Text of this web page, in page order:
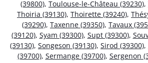
(39800), Toulouse-le-Château (39230),
Thoiria (39130), Thoirette (39240),
(39290), Taxenne (39350), Tavaux
(39120), Syam (39300), Supt (39300),
(39130), Songeson (39130), Sirod (39300),
(39700), Sermange (39700), Sergenon